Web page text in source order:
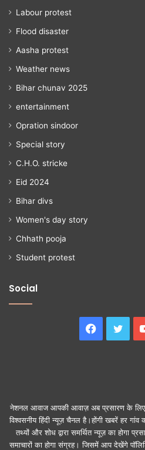
Labour protest
Flood disaster
Aasha protest
Weather news
Bihar chunav 2025
entertainment
Opration sindoor
Special story
C.H.O. stricke
Eid 2024
Bihar divs
Women's day story
Chhath pooja
Student protest
Social
Facebook
नेशनल आवाज आपकी आवाज़ अब प्रसारण के
विश्वसनीय हिंदी न्यूज़ चैनल है।होंगी खबरें हर
तथ्यों और शोध द्वारा समर्थित न्यूज़ का होगा
समाचारों का होगा संग्रह। जिसमें आप देखेंगे